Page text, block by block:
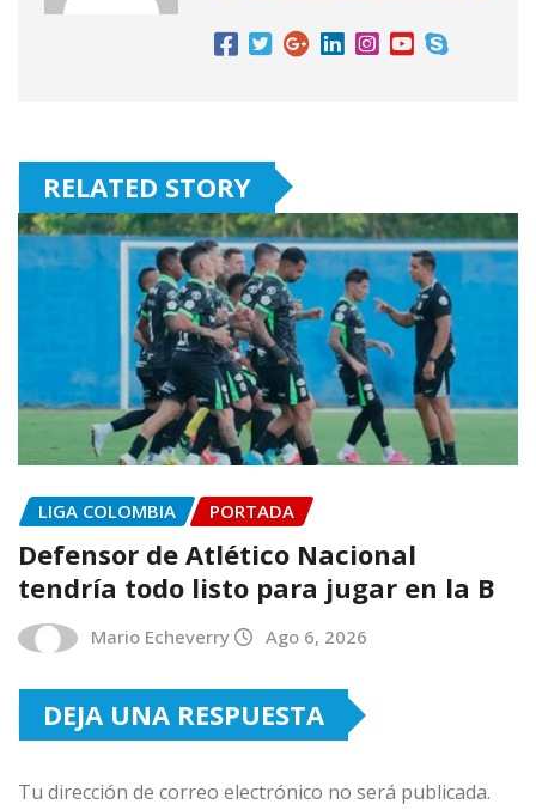
RELATED STORY
LIGA COLOMBIA PORTADA
Defensor de Atlético Nacional
tendría todo listo para jugar en la B
Mario Echeverry Ago 6, 2026
DEJA UNA RESPUESTA
Tu dirección de correo electrónico no será publicada.